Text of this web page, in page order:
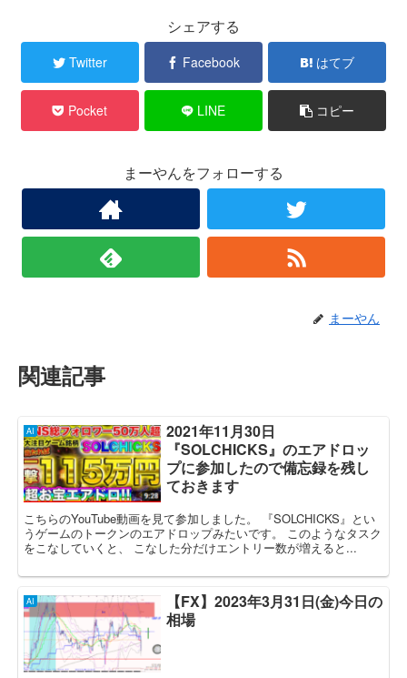
シェアする
Twitter Facebook はてブ
Pocket LINE コピー
まーやんをフォローする
まーやん
関連記事
AI
2021年11月30日
『SOLCHICKS』のエアドロッ
プに参加したので備忘録を残し
ておきます
こちらのYouTube動画を見て参加しました。 『SOLCHICKS』とい
うゲームのトークンのエアドロップみたいです。 このようなタスク
をこなしていくと、 こなした分だけエントリー数が増えると...
AI
【FX】2023年3月31日(金)今日の
相場